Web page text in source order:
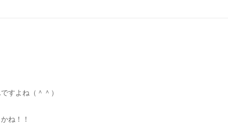
すよね（＾＾）
ね！！